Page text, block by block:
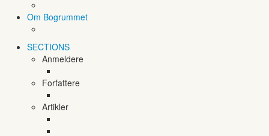
Om Bogrummet
SECTIONS
Anmeldere
Forfattere
Artikler